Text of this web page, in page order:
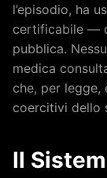
l’episodio, ha
certificabile —
pubblica.
medica
che, per
coercitivi dello
Il